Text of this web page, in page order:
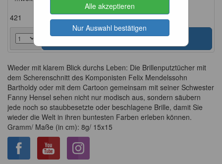
Alle akzeptieren
Nur Auswahl bestätigen
421
Wieder mit klarem Blick durchs Leben: Die Brillenputztücher mit
dem Scherenschnitt des Komponisten Felix Mendelssohn
Bartholdy oder mit dem Cartoon gemeinsam mit seiner Schwester
Fanny Hensel sehen nicht nur modisch aus, sondern säubern
jede noch so staubbesetzte oder beschlagene Brille, damit Sie
wieder die Welt in ihren buntesten Farben erleben können.
Gramm/ Maße (in cm): 8g/ 15x15